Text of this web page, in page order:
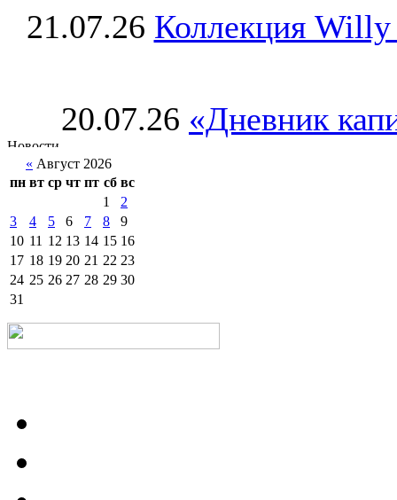
21.07.26 Коллекция Willy
20.07.26 «Дневник
« Август 2026
пн вт ср чт пт сб вс
1
2
3
4 5 6 7 8
9
10 11 12 13 14 15 16
17 18 19 20 21 22 23
24 25 26 27 28 29 30
31